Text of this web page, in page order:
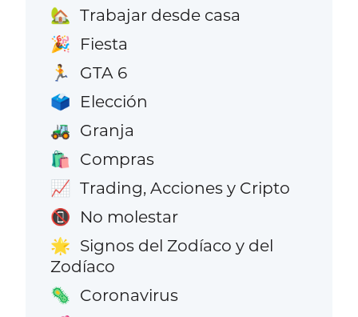
🏡 Trabajar desde casa
🎉 Fiesta
🏃 GTA 6
🗳️ Elección
🚜 Granja
🛍️ Compras
📈 Trading, Acciones y Cripto
📵 No molestar
🌟 Signos del Zodíaco y del
Zodíaco
🦠 Coronavirus